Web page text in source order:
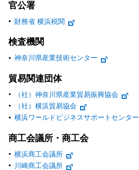
官公署
財務省 横浜税関
検査機関
神奈川県産業技術センター
貿易関連団体
（社）神奈川県産業貿易振興協会
（社）横浜貿易協会
横浜ワールドビジネスサポートセンター
商工会議所・商工会
横浜商工会議所
川崎商工会議所